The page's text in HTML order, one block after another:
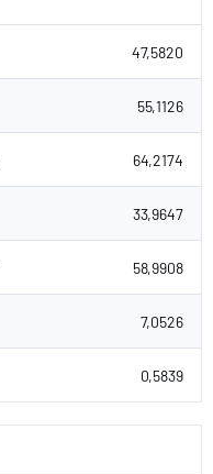
47,5820
55,1126
64,2174
33,9647
58,9908
7,0526
0,5839